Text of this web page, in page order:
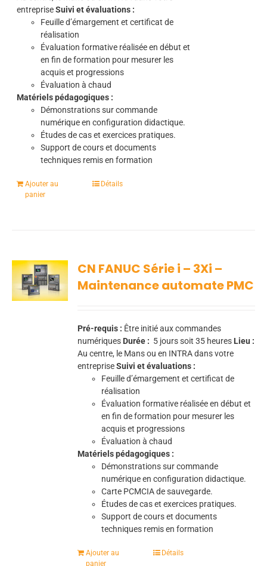
entrepriseSuivi et évaluations :
Feuille d’émargement et certificat de
réalisation
Évaluation formative réalisée en début et
en fin de formation pour mesurer les
acquis et progressions
Évaluation à chaud
Matériels pédagogiques :
Démonstrations sur commande
numérique en configuration didactique.
Études de cas et exercices pratiques.
Support de cours et documents
techniques remis en formation
Ajouter au
panier
Détails
CN FANUC Série i – 3Xi –
Maintenance automate PMC
Pré-requis : Être initié aux commandes
numériques Durée : 5 jours soit 35 heures Lieu :
Au centre, le Mans ou en INTRA dans votre
entrepriseSuivi et évaluations :
Feuille d’émargement et certificat de
réalisation
Évaluation formative réalisée en début et
en fin de formation pour mesurer les
acquis et progressions
Évaluation à chaud
Matériels pédagogiques :
Démonstrations sur commande
numérique en configuration didactique.
Carte PCMCIA de sauvegarde.
Études de cas et exercices pratiques.
Support de cours et documents
techniques remis en formation
Ajouter au
panier
Détails